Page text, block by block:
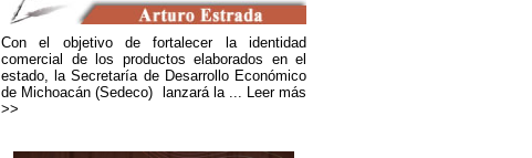
Con el objetivo de fortalecer la identidad
comercial de los productos elaborados en el
estado, la Secretaría de Desarrollo Económico
de Michoacán (Sedeco) lanzará la ... Leer más
>>